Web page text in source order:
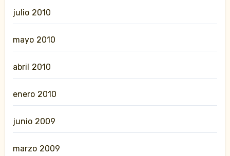
julio 2010
mayo 2010
abril 2010
enero 2010
junio 2009
marzo 2009